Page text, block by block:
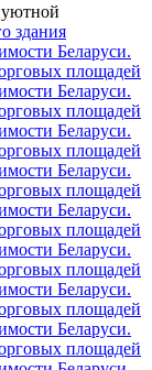
уютной
здания
Беларуси.
площадей
Беларуси.
площадей
Беларуси.
площадей
Беларуси.
площадей
Беларуси.
площадей
Беларуси.
площадей
Беларуси.
площадей
Беларуси.
площадей